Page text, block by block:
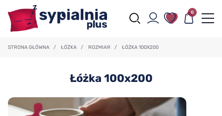
0
STRONA GŁÓWNA / ŁÓŻKA / ROZMIAR / ŁÓŻKA 100X200
Łóżka 100x200